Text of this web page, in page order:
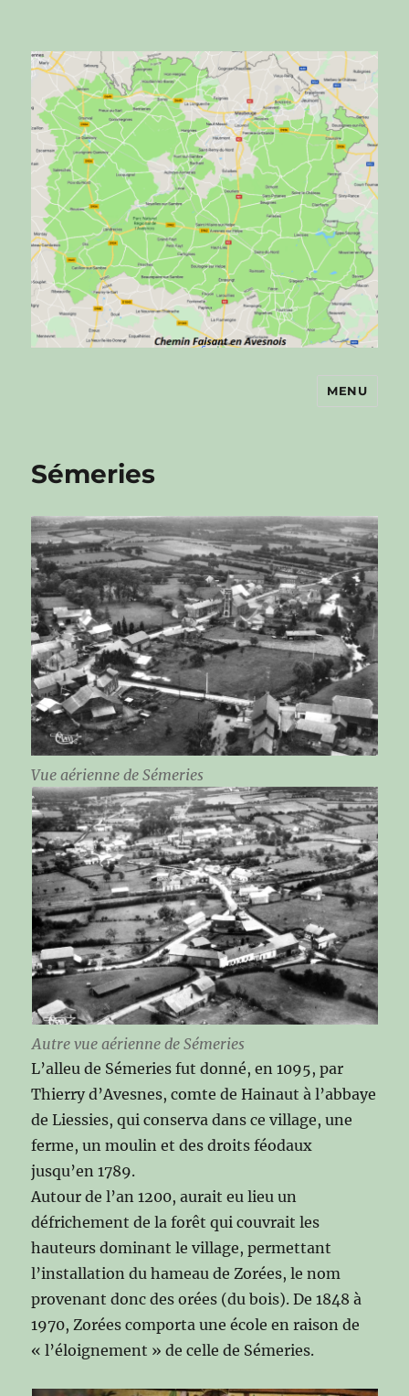
Chemin faisant en Avesnois
MENU
Sémeries
Vue aérienne de Sémeries
Autre vue aérienne de Sémeries
L’alleu de Sémeries fut donné, en 1095, par
Thierry d’Avesnes, comte de Hainaut à l’abbaye
de Liessies, qui conserva dans ce village, une
ferme, un moulin et des droits féodaux
jusqu’en 1789.
Autour de l’an 1200, aurait eu lieu un
défrichement de la forêt qui couvrait les
hauteurs dominant le village, permettant
l’installation du hameau de Zorées, le nom
provenant donc des orées (du bois). De 1848 à
1970, Zorées comporta une école en raison de
« l’éloignement » de celle de Sémeries.